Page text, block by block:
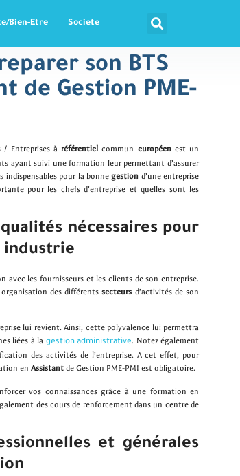
bien-Etre Societe
son BTS
de Gestion PME-
Entreprises à référentiel commun européenest un
ayant suivi une formation leur permettant d’assurer
indispensables pour la bonnegestion d’une entreprise
pour les chefs d’entreprise et quelles sont les
nécessaires pour
industrie
avec les fournisseurs et les clients de son entreprise.
des différentssecteurs d’activités de son
lui revient. Ainsi, cette polyvalence lui permettra
liées à la gestion administrative. Notez également
des activités de l’entreprise. A cet effet, pour
en Assistant de Gestion PME-PMI est obligatoire.
vos connaissances grâce à une formation en
des cours de renforcement dans un centre de
et générales